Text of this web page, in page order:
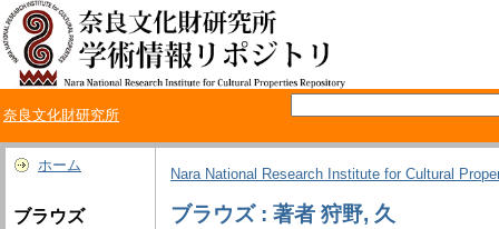
奈良文化財研究所
ホーム
ブラウズ
Nara National Research Institute for Cultural
ブラウズ : 著者 狩野, 久